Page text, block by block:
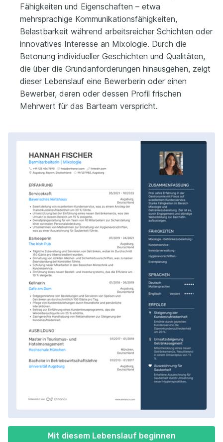
Mit diesem Lebenslauf beginnen
Fähigkeiten und Eigenschaften – etwa
mehrsprachige Kommunikationsfähigkeiten,
Belastbarkeit während arbeitsreicher Schichten oder
innovatives Interesse an Mixologie. Durch die
Betonung individueller Geschichten und Qualitäten,
die über die Grundanforderungen hinausgehen, zeigt
dieser Lebenslauf eine Bewerberin oder einen
Bewerber, deren oder dessen Profil frischen
Mehrwert für das Barteam verspricht.